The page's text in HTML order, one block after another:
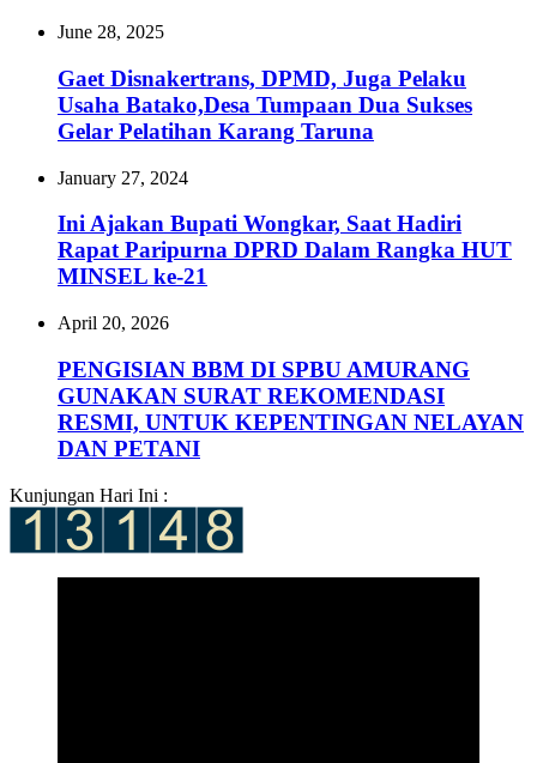
June 28, 2025
Gaet Disnakertrans, DPMD, Juga Pelaku
Usaha Batako,Desa Tumpaan Dua Sukses
Gelar Pelatihan Karang Taruna
January 27, 2024
Ini Ajakan Bupati Wongkar, Saat Hadiri
Rapat Paripurna DPRD Dalam Rangka HUT
MINSEL ke-21
April 20, 2026
PENGISIAN BBM DI SPBU AMURANG
GUNAKAN SURAT REKOMENDASI
RESMI, UNTUK KEPENTINGAN NELAYAN
DAN PETANI
Kunjungan Hari Ini :